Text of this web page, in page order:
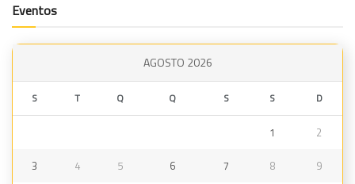
Eventos
AGOSTO 2026
S T Q Q S S D
1 2
3 4 5 6 7 8 9